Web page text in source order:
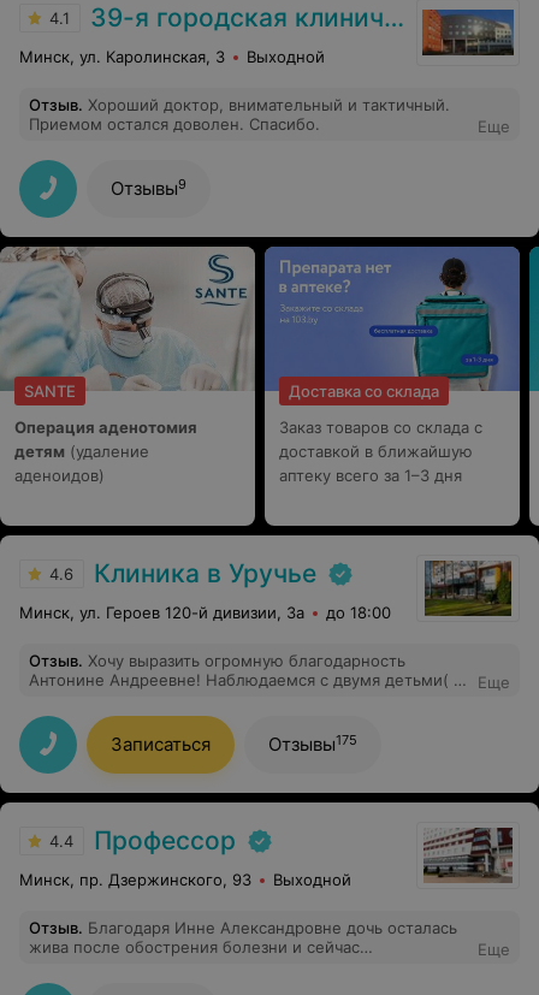
отделения, за организацию , поддержку и вдохновение
всего коллектива. Желаем всем крепкого здоровья,
благополучия и дальнейших успехов в вашей работе!
4.1 39-я городская клиническая поликлиника
Минск, ул. Каролинская, 3 Выходной
Отзыв. Хороший доктор, внимательный и тактичный.
Приемом остался доволен. Спасибо.
Еще
Отзывы9
SANTE
Операция аденотомия
детям (удаление
аденоидов)
Доставка со склада
Заказ товаров со склада с
доставкой в ближайшую
аптеку всего за 1–3 дня
4.6 Клиника в Уручье
Минск, ул. Героев 120-й дивизии, 3а до 18:00
Отзыв. Хочу выразить огромную благодарность
Антонине Андреевне! Наблюдаемся с двумя детьми( 3
действительно лучший педиатр! Антонина Андреевна,
настоящий профессионал своего дела, ни раз
вытягивала нас из самых сложных болезней. Чуткая,
внимательная и очень грамотная! Настоящий
профессионал, который любит своих пациентов и
Еще
Записаться Отзывы175
4.4 Профессор
Минск, пр. Дзержинского, 93 Выходной
Отзыв. Благодаря Инне Александровне дочь осталась
жива после обострения болезни и сейчас
чутким контролем, очень тяжелый случай у нас.
Еще